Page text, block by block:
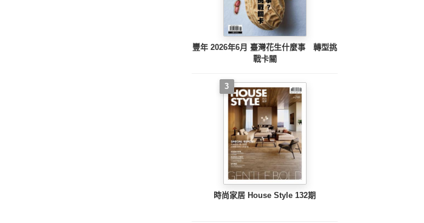
豐年 2026年6月 臺灣花生什麼事 轉型挑
戰卡關
3
時尚家居 House Style 132期